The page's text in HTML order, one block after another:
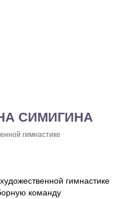
СИМИГИНА
гимнастике
гимнастике
команду